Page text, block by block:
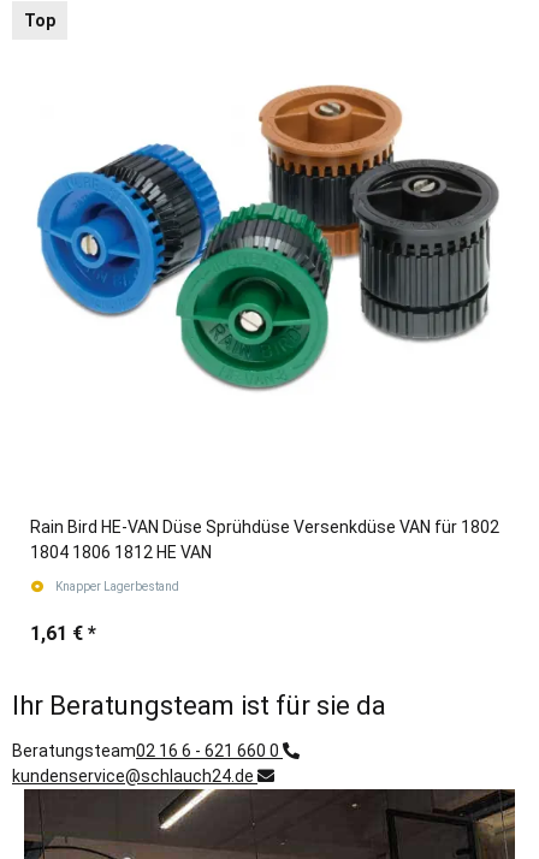
Top
Rain Bird HE-VAN Düse Sprühdüse Versenkdüse VAN für 1802
1804 1806 1812 HE VAN
Knapper Lagerbestand
1,61 € *
Ihr Beratungsteam ist für sie da
Beratungsteam02 16 6 - 621 660 0
kundenservice@schlauch24.de